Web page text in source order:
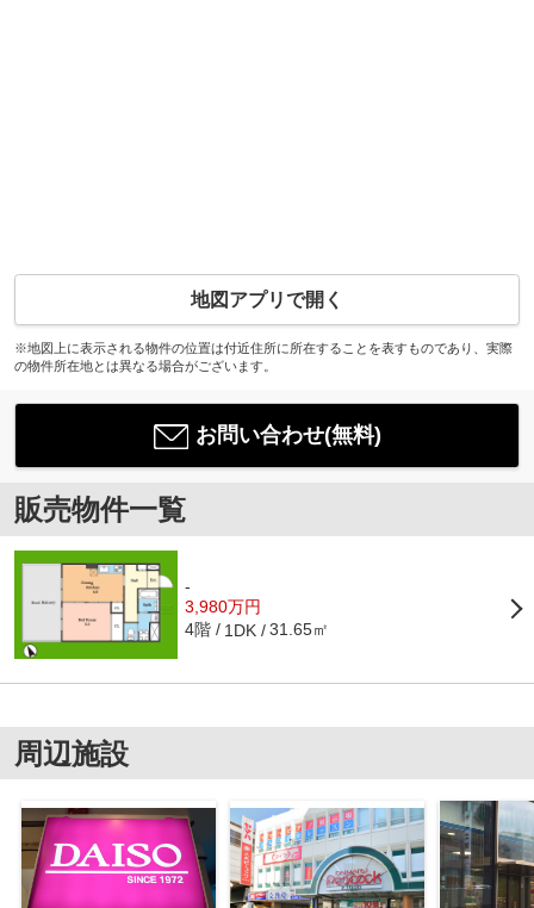
地図アプリで開く
※地図上に表示される物件の位置は付近住所に所在することを表すものであり、実際
の物件所在地とは異なる場合がございます。
お問い合わせ(無料)
販売物件一覧
-
3,980万円
4階 1DK 31.65㎡
周辺施設